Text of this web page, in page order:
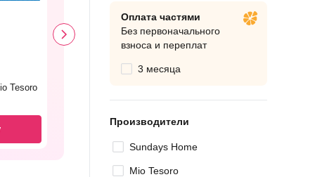
Tesoro
Оплата частями
Без первоначального
взноса и переплат
3 месяца
Производители
Sundays Home
Mio Tesoro